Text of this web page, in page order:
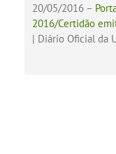
20/05/2016 –
2016/Certidão
| Diário Oficial da